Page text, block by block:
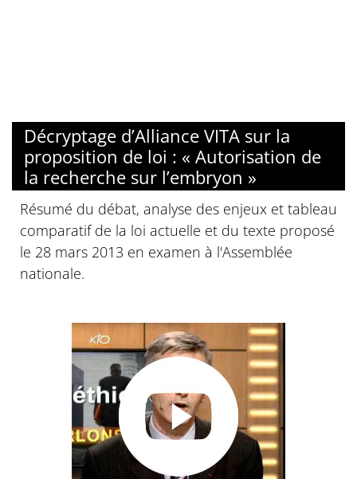
Décryptage d’Alliance VITA sur la
proposition de loi : « Autorisation de
la recherche sur l’embryon »
Résumé du débat, analyse des enjeux et tableau
comparatif de la loi actuelle et du texte proposé
le 28 mars 2013 en examen à l'Assemblée
nationale.